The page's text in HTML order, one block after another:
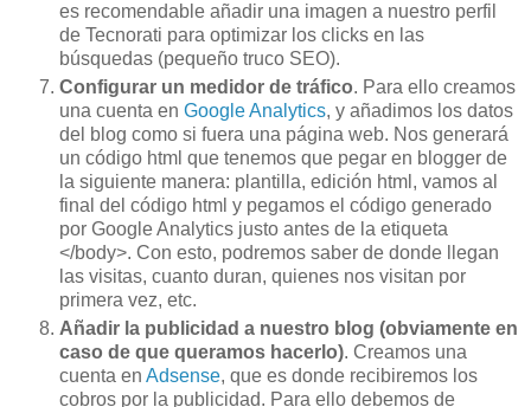
es recomendable añadir una imagen a nuestro perfil
de Tecnorati para optimizar los clicks en las
búsquedas (pequeño truco SEO).
Configurar un medidor de tráfico. Para ello creamos
una cuenta en Google Analytics, y añadimos los datos
del blog como si fuera una página web. Nos generará
un código html que tenemos que pegar en blogger de
la siguiente manera: plantilla, edición html, vamos al
final del código html y pegamos el código generado
por Google Analytics justo antes de la etiqueta
</body>. Con esto, podremos saber de donde llegan
las visitas, cuanto duran, quienes nos visitan por
primera vez, etc.
Añadir la publicidad a nuestro blog (obviamente en
caso de que queramos hacerlo). Creamos una
cuenta en Adsense, que es donde recibiremos los
cobros por la publicidad. Para ello debemos de